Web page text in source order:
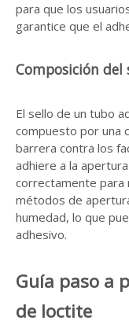
para que los
garantice que el
Composición del
El sello de un tubo
compuesto por una
barrera contra los
adhiere a la
correctamente para
métodos de
humedad, lo que
adhesivo.
Guía paso a
de loctite